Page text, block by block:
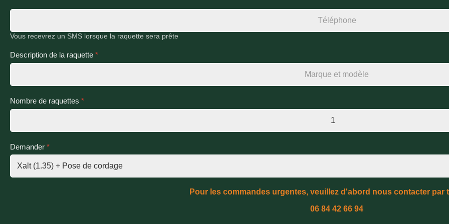
Vous recevrez un SMS lorsque la raquette sera prête
Description de la raquette *
Nombre de raquettes *
Demander *
Pour les commandes urgentes, veuillez d'abord nous contacter par
06 84 42 66 94